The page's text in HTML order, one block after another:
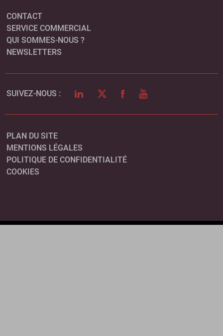
CONTACT
SERVICE COMMERCIAL
QUI SOMMES-NOUS ?
NEWSLETTERS
SUIVEZ-NOUS : LINKEDINTWITTERFACEBOOK
YOUTUBE
PLAN DU SITE
MENTIONS LÉGALES
POLITIQUE DE CONFIDENTIALITÉ
COOKIES